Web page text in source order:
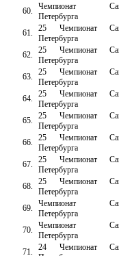
60.
Чемпионат
Петербурга
61.
25 Чемпионат
Петербурга
62.
25 Чемпионат
Петербурга
63.
25 Чемпионат
Петербурга
64.
25 Чемпионат
Петербурга
65.
25 Чемпионат
Петербурга
66.
25 Чемпионат
Петербурга
67.
25 Чемпионат
Петербурга
68.
25 Чемпионат
Петербурга
69.
Чемпионат
Петербурга
70.
Чемпионат
Петербурга
71.
24 Чемпионат